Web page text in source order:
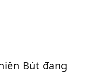
Bút đang